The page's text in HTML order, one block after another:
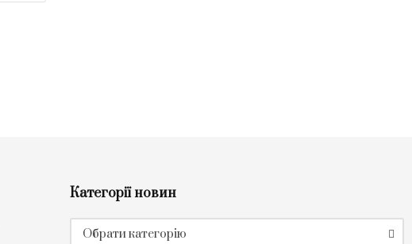
Категорії новин
Категорії
Обрати категорію